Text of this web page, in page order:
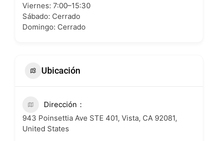
Viernes: 7:00–15:30
Sábado: Cerrado
Domingo: Cerrado
Ubicación
Dirección
943 Poinsettia Ave STE 401, Vista, CA 92081,
United States